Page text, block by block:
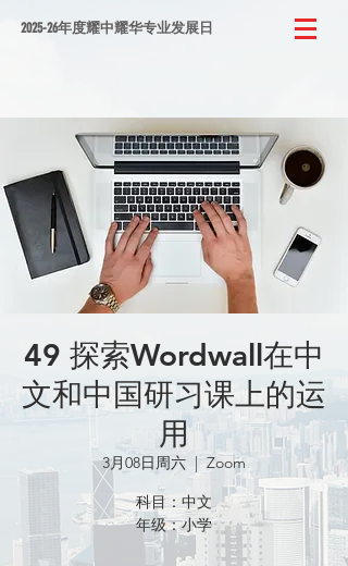
2025-26年度耀中耀华专业发展日
49 探索Wordwall在中
文和中国研习课上的运
用
3月08日周六
  |
Zoom
科目：中文
年级：小学